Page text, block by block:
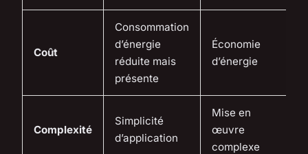
Coût
Consommation
d’énergie
réduite mais
présente
Économie
d’énergie
Complexité
Simplicité
d’application
Mise en
œuvre
complexe